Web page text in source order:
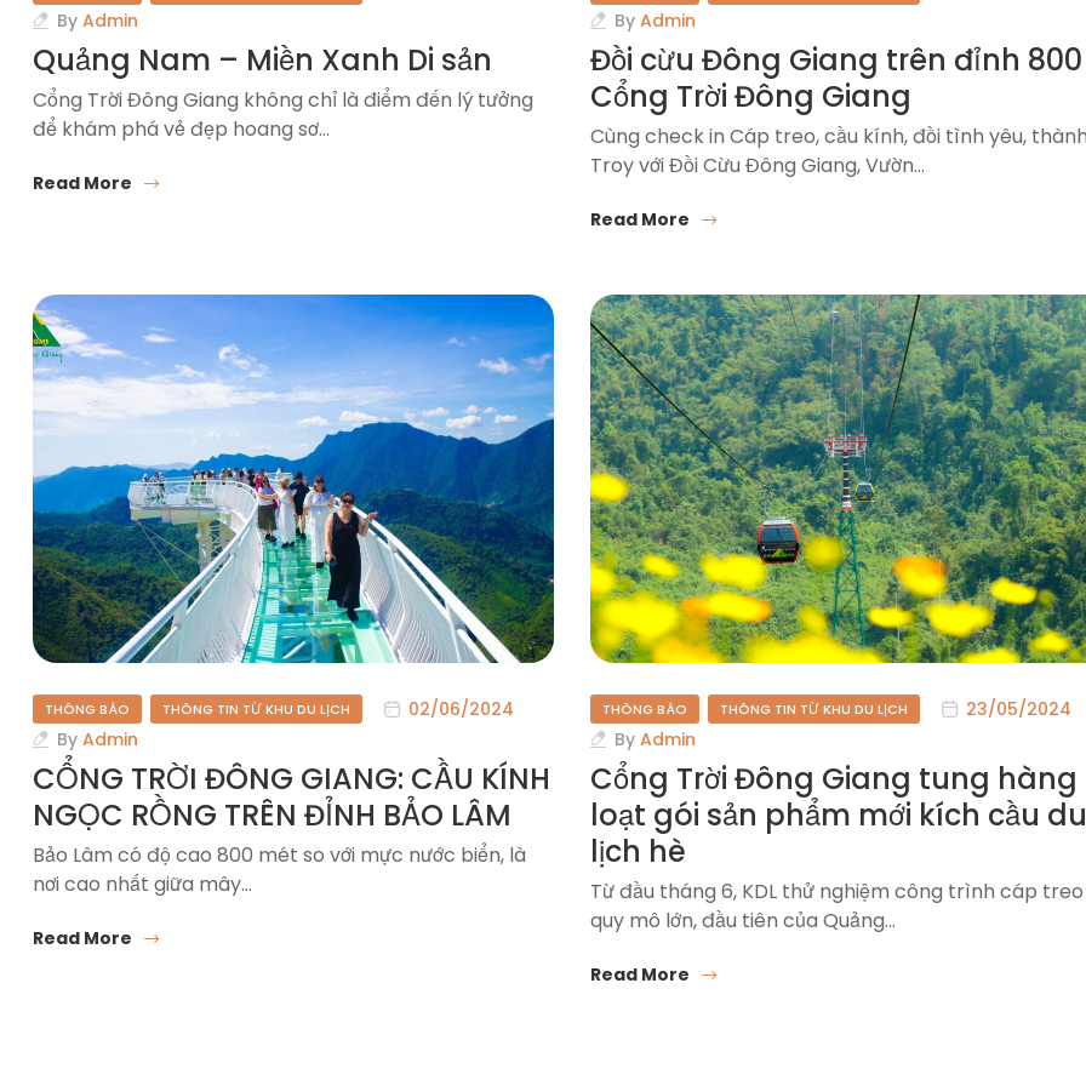
By Admin
Quảng Nam – Miền Xanh Di sản
Cổng Trời Đông Giang không chỉ là điểm đến lý tưởng
để khám phá vẻ đẹp hoang sơ…
Read More
By Admin
Đồi cừu Đông Giang trên đỉnh
Cổng Trời Đông Giang
Cùng check in Cáp treo, cầu kính, đồi tình yêu,
Troy với Đồi Cừu Đông Giang, Vườn…
Read More
THÔNG BÁO THÔNG TIN TỪ KHU DU LỊCH
02/06/2024
By Admin
CỔNG TRỜI ĐÔNG GIANG: CẦU KÍNH
NGỌC RỒNG TRÊN ĐỈNH BẢO LÂM
Bảo Lâm có độ cao 800 mét so với mực nước biển, là
nơi cao nhất giữa mây…
Read More
THÔNG BÁO THÔNG TIN TỪ KHU DU LỊCH
23/05/2024
By Admin
Cổng Trời Đông Giang tung hàng
loạt gói sản phẩm mới kích cầu du
lịch hè
Từ đầu tháng 6, KDL thử nghiệm công trình cáp treo
quy mô lớn, đầu tiên của Quảng…
Read More